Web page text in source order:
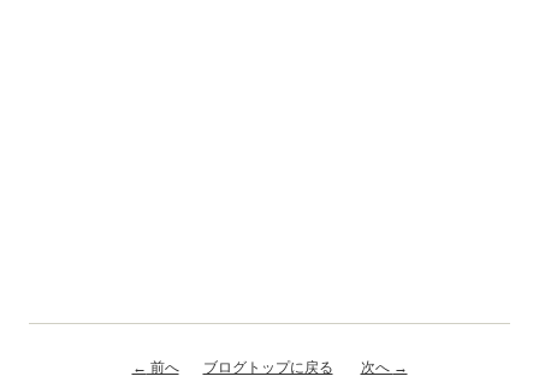
投稿ナビゲーション
← 前へ ブログトップに戻る 次へ →